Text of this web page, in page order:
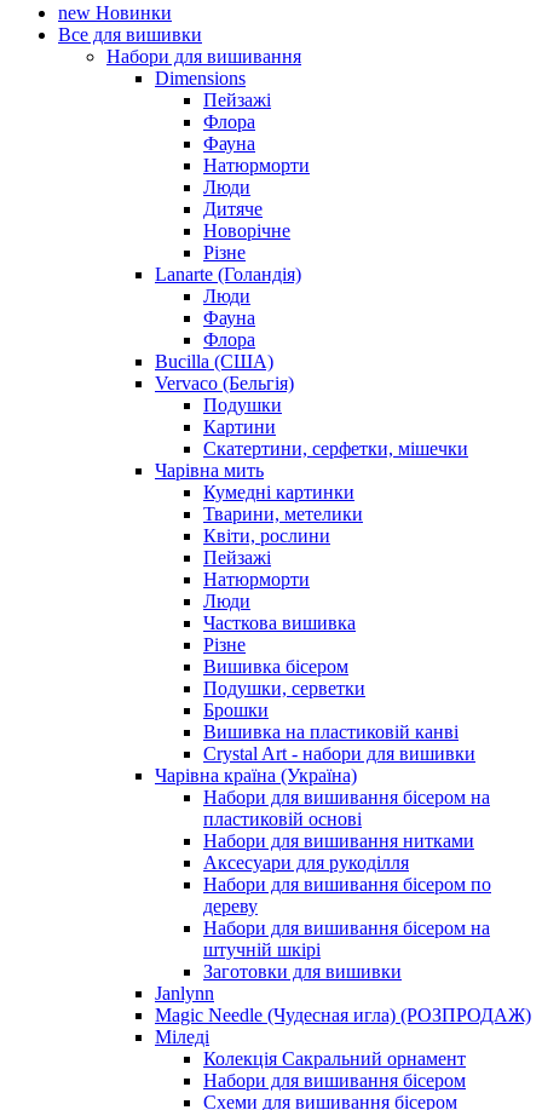
new Новинки
Все для вишивки
Набори для вишивання
Dimensions
Пейзажі
Флора
Фауна
Натюрморти
Люди
Дитяче
Новорічне
Різне
Lanarte (Голандія)
Люди
Фауна
Флора
Bucilla (США)
Vervaco (Бельгія)
Подушки
Картини
Скатертини, серфетки, мішечки
Чарiвна мить
Кумедні картинки
Тварини, метелики
Квіти, рослини
Пейзажі
Натюрморти
Люди
Часткова вишивка
Різне
Вишивка бісером
Подушки, серветки
Брошки
Вишивка на пластиковій канві
Crystal Art - набори для вишивки
Чарівна країна (Україна)
Набори для вишивання бісером на
пластиковій основі
Набори для вишивання нитками
Аксесуари для рукоділля
Набори для вишивання бісером по
дереву
Набори для вишивання бісером на
штучній шкірі
Заготовки для вишивки
Janlynn
Magic Needle (Чудесная игла) (РОЗПРОДАЖ)
Міледі
Колекція Сакральний орнамент
Набори для вишивання бісером
Схеми для вишивання бісером